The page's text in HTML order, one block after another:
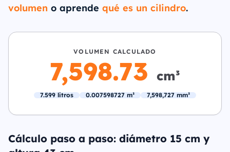
volumen o aprende qué es un cilindro.
VOLUMEN CALCULADO
7,598.73 cm³
7.599 litros 0.007598727 m³ 7,598,727 mm³
Cálculo paso a paso: diámetro 15 cm y